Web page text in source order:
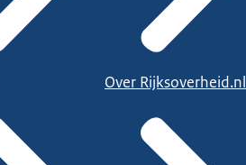
Over Rijksoverheid.nl